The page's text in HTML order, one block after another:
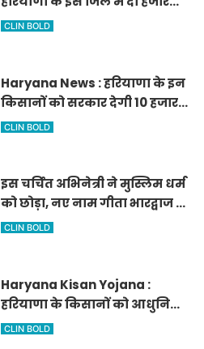
एकड़ में बनेगा स्मार्ट एग्रीकल्चर
CLIN BOLD
Haryana News : हरियाणा के इन
किसानों को सरकार देगी 10 हजार
रुपये प्रति एकड़, सीएम सैनी की
CLIN BOLD
इस चर्चित अभिनेत्री ने मुस्लिम धर्म
को छोड़ा, नए नाम गीता भारद्वाज से
हो रही वायरल
CLIN BOLD
Haryana Kisan Yojana :
हरियाणा के किसानों को आधुनिक
कृषि यंत्रों पर मिलेगा 50 प्रतिशत
CLIN BOLD